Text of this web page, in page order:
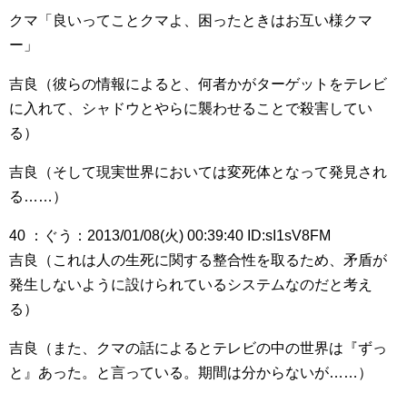
クマ「良いってことクマよ、困ったときはお互い様クマ
ー」
吉良（彼らの情報によると、何者かがターゲットをテレビ
に入れて、シャドウとやらに襲わせることで殺害してい
る）
吉良（そして現実世界においては変死体となって発見され
る……）
40 ：ぐう：2013/01/08(火) 00:39:40 ID:sI1sV8FM
吉良（これは人の生死に関する整合性を取るため、矛盾が
発生しないように設けられているシステムなのだと考え
る）
吉良（また、クマの話によるとテレビの中の世界は『ずっ
と』あった。と言っている。期間は分からないが……）